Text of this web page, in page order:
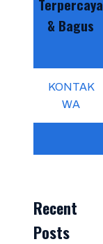
& Bagus
KONTAK
WA
Recent
Posts